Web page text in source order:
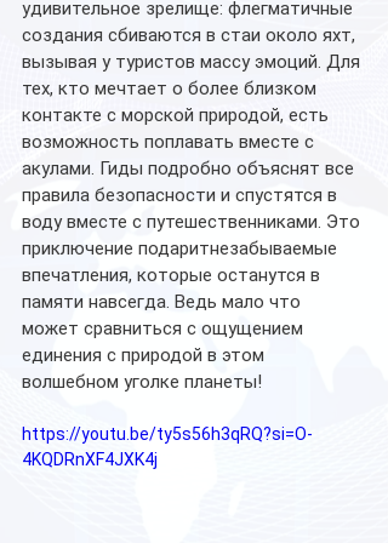
удивительное зрелище: флегматичные
создания сбиваются в стаи около яхт,
вызывая у туристов массу эмоций. Для
тех, кто мечтает о более близком
контакте с морской природой, есть
возможность поплавать вместе с
акулами. Гиды подробно объяснят все
правила безопасности и спустятся в
воду вместе с путешественниками. Это
приключение подаритнезабываемые
впечатления, которые останутся в
памяти навсегда. Ведь мало что
может сравниться с ощущением
единения с природой в этом
волшебном уголке планеты!
https://youtu.be/ty5s56h3qRQ?si=O-
4KQDRnXF4JXK4j